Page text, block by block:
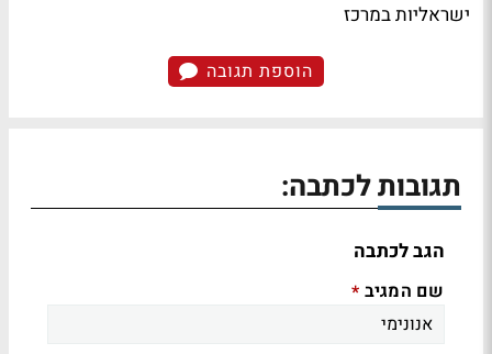
ישראליות במרכז
הוספת תגובה
תגובות לכתבה:
הגב לכתבה
שם המגיב *